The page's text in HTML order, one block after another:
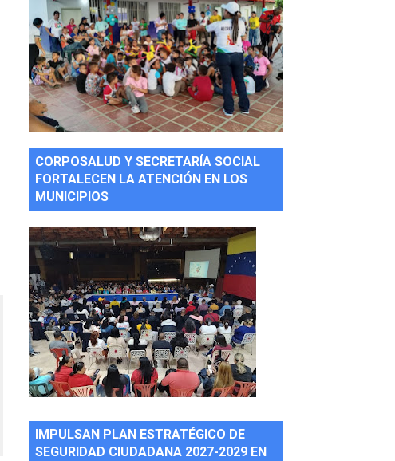
CORPOSALUD Y SECRETARÍA SOCIAL
FORTALECEN LA ATENCIÓN EN LOS
MUNICIPIOS
IMPULSAN PLAN ESTRATÉGICO DE
SEGURIDAD CIUDADANA 2027-2029 EN